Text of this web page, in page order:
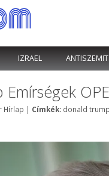
IZRAEL
Hírlap | Címkék: Címkék
donald trump